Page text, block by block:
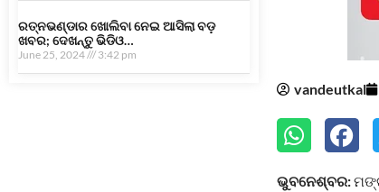
ରତ୍ନଭଣ୍ଡାର ଖୋଲିବା ନେଇ ଆସିଲା ବଡ଼
ଖବର; ଦେଖନ୍ତୁ ଭିଡିଓ…
June 25, 2024 3:42 pm
vandeutkal
ଭୁବନେଶ୍ବର: